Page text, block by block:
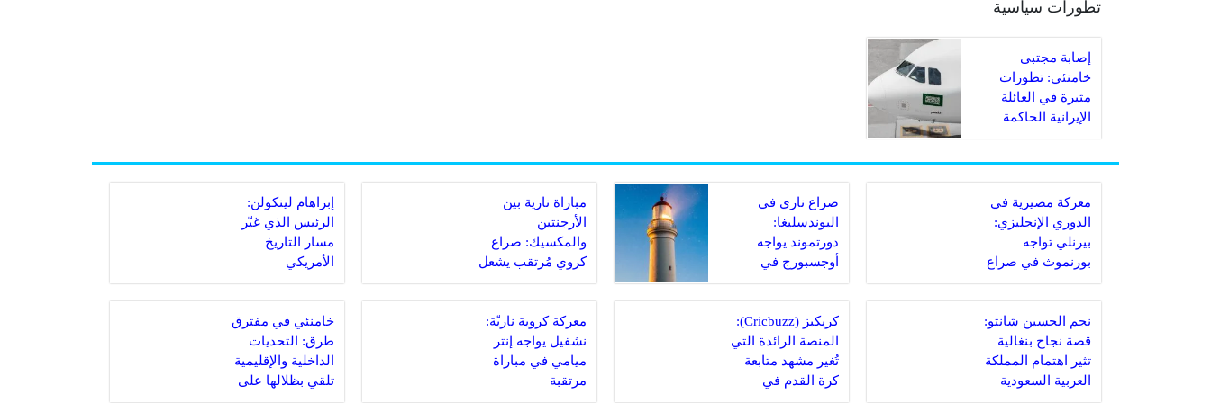
تطورات سياسية
إصابة مجتبى
خامنئي: تطورات
مثيرة في العائلة
الإيرانية الحاكمة
معركة مصيرية في
الدوري الإنجليزي:
بيرنلي تواجه
بورنموث في صراع
البقاء
صراع ناري في
البوندسليغا:
دورتموند يواجه
أوجسبورج في
مباراة مصيرية
مباراة نارية بين
الأرجنتين
والمكسيك: صراع
كروي مُرتقب يشعل
الملاعب
إبراهام لينكولن:
الرئيس الذي غيّر
مسار التاريخ
الأمريكي
نجم الحسين شانتو:
قصة نجاح بنغالية
تثير اهتمام المملكة
العربية السعودية
كريكبز (Cricbuzz):
المنصة الرائدة التي
تُغير مشهد متابعة
كرة القدم في
السعودية
معركة كروية ناريّة:
نشفيل يواجه إنتر
ميامي في مباراة
مرتقبة
خامنئي في مفترق
طرق: التحديات
الداخلية والإقليمية
تلقي بظلالها على
المرشد الإيراني